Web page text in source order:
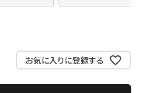
お気に入りに登録する